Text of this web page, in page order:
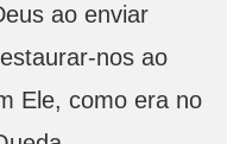
ao enviar
nos ao
Ele, como era no